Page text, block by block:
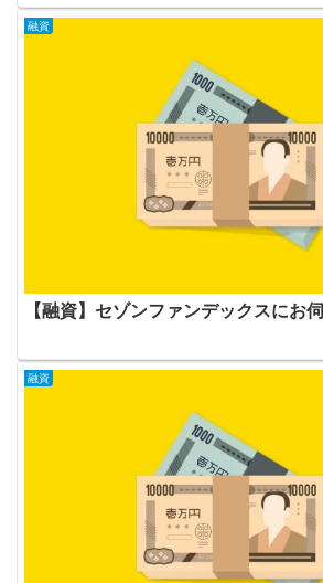
融資
【融資】セゾンファンデックスにお
融資